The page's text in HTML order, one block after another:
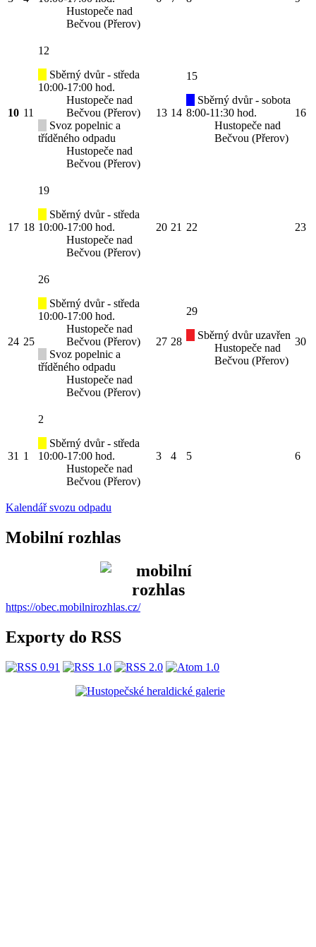
Hustopeče nad
Bečvou (Přerov)
10 11
12
Sběrný dvůr - středa
10:00-17:00 hod.
Hustopeče nad
Bečvou (Přerov)
Svoz popelnic a
tříděného odpadu
Hustopeče nad
Bečvou (Přerov)
13 14
15
Sběrný dvůr - sobota
8:00-11:30 hod.
Hustopeče nad
Bečvou (Přerov)
16
17 18
19
Sběrný dvůr - středa
10:00-17:00 hod.
Hustopeče nad
Bečvou (Přerov)
20 21 22 23
24 25
26
Sběrný dvůr - středa
10:00-17:00 hod.
Hustopeče nad
Bečvou (Přerov)
Svoz popelnic a
tříděného odpadu
Hustopeče nad
Bečvou (Přerov)
27 28
29
Sběrný dvůr uzavřen
Hustopeče nad
Bečvou (Přerov)
30
31 1
2
Sběrný dvůr - středa
10:00-17:00 hod.
Hustopeče nad
Bečvou (Přerov)
3 4 5 6
Kalendář svozu odpadu
Mobilní rozhlas
https://obec.mobilnirozhlas.cz/
Exporty do RSS